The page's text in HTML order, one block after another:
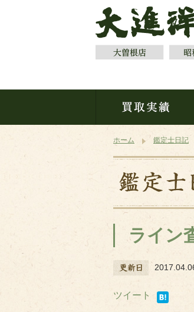
ホーム 鑑定士日記
ライン
ツイート